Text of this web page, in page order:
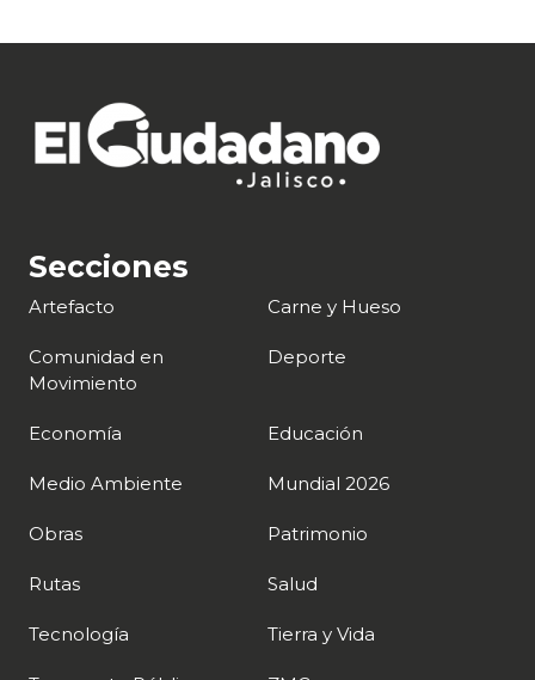
Secciones
Artefacto Carne y Hueso
Comunidad en
Movimiento
Deporte
Economía Educación
Medio Ambiente Mundial 2026
Obras Patrimonio
Rutas Salud
Tecnología Tierra y Vida